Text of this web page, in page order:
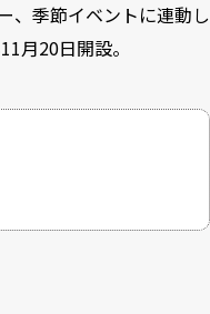
、季節イベントに連動し
月20日開設。